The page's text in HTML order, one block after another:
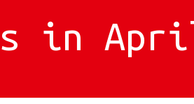
in